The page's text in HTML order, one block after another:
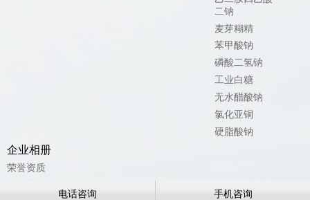
二钠
麦芽糊精
苯甲酸钠
磷酸二氢钠
工业白糖
无水醋酸钠
氯化亚铜
硬脂酸钠
企业相册
荣誉资质
电话咨询 手机咨询